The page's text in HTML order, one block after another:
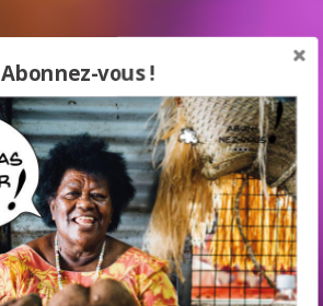
Abonnez-vous !